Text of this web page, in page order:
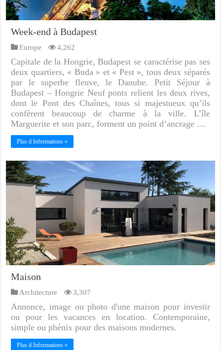
Week-end à Budapest
Europe 4,262
Capitale de la Hongrie, Budapest se caractérise pas ses
deux quartiers, « Buda » et « Pest », tous deux séparés
par le superbe fleuve, le Danube. Petit Séjour à
Budapest – Hongrie Neuf ponts relient les deux rives,
dont le Pont des Chaînes, tous si majestueux qu’ils
confèrent beaucoup de charme à la ville. L’île
Marguerite et son parc, forment un point d’ancrage …
Plus d Informations »
Maison
Architecture 3,307
Annonce, image ou photo d'une maison pour investir
ou pour les vacances en location. Contemporaine,
simple ou phénix pour des maisons modernes.
Plus d Informations »